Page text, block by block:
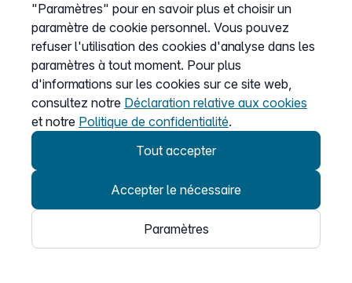
À propos de nous
Presse
Programme Partenaire
Informations
Liste de prix
CGV
Protection des données
Mentions légales
"Paramètres" pour en savoir plus et choisir un
paramètre de cookie personnel. Vous pouvez
refuser l'utilisation des cookies d'analyse dans les
paramètres à tout moment. Pour plus
d'informations sur les cookies sur ce site web,
consultez notre Déclaration relative aux cookies
et notre Politique de confidentialité.
Tout accepter
Accepter le nécessaire
Paramètres